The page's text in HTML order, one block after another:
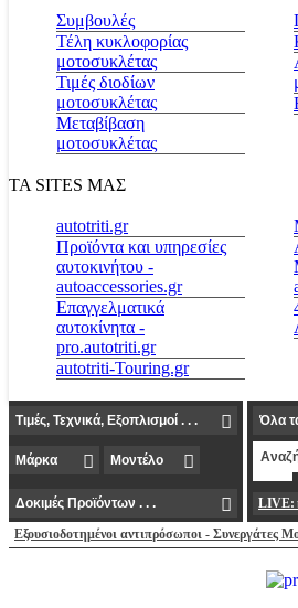
Συμβουλές
Τέλη κυκλοφορίας
μοτοσυκλέτας
Τιμές διοδίων
μοτοσυκλέτας
Μεταβίβαση
μοτοσυκλέτας
ΤΑ SITES ΜΑΣ
autotriti.gr
Προϊόντα και υπηρεσίες
αυτοκινήτου -
autoaccessories.gr
Επαγγελματικά
αυτοκίνητα -
pro.autotriti.gr
autotriti-Touring.gr
LIVE:
Εξουσιοδοτημένοι αντιπρόσωποι - Συνεργάτες